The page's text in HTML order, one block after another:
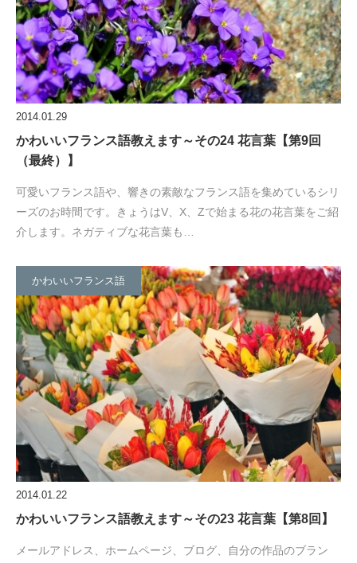
2014.01.29
かわいいフランス語教えます～その24 花言葉【第9回
（最終）】
可愛いフランス語や、響きの素敵なフランス語を集めているシリ
ーズのお時間です。きょうはV、X、Zで始まる花の花言葉をご紹
介します。ネガティブな花言葉も…
かわいいフランス語
2014.01.22
かわいいフランス語教えます～その23 花言葉【第8回】
メールアドレス、ホームページ、ブログ、自分の作品のブラン